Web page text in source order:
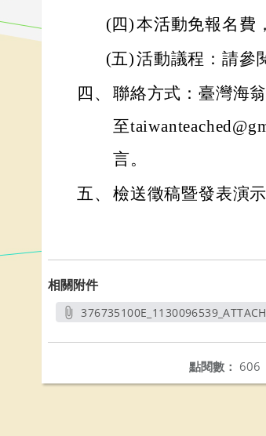
(四)本活動免報名費
(五)活動議程：請參
四、 聯絡方式：臺灣海
至
言。
五、 檢送徵稿暨發表演
相關附件
點閱數： 606